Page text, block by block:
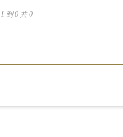
到 0 共 0